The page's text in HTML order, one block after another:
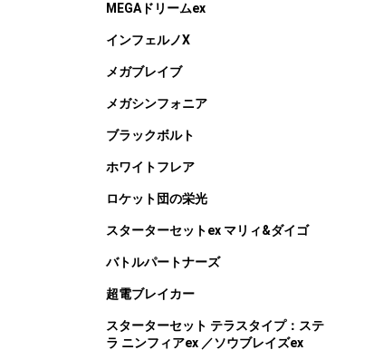
MEGAドリームex
インフェルノX
メガブレイブ
メガシンフォニア
ブラックボルト
ホワイトフレア
ロケット団の栄光
スターターセットex マリィ&ダイゴ
バトルパートナーズ
超電ブレイカー
スターターセット テラスタイプ：ステ
ラ ニンフィアex ／ソウブレイズex